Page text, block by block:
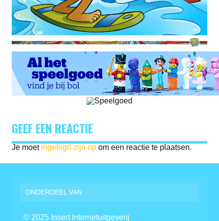
GEEF EEN REACTIE
Je moet ingelogd zijn op om een reactie te plaatsen.
ONDERDEEL VAN
© 2025 Insert Internetuitgeverij